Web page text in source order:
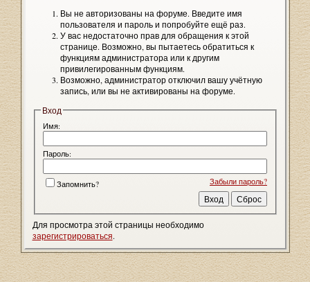
Вы не авторизованы на форуме. Введите имя
пользователя и пароль и попробуйте ещё раз.
У вас недостаточно прав для обращения к этой
странице. Возможно, вы пытаетесь обратиться к
функциям администратора или к другим
привилегированным функциям.
Возможно, администратор отключил вашу учётную
запись, или вы не активированы на форуме.
Вход
Имя:
Пароль:
Забыли пароль?
Запомнить?
Для просмотра этой страницы необходимо
зарегистрироваться.